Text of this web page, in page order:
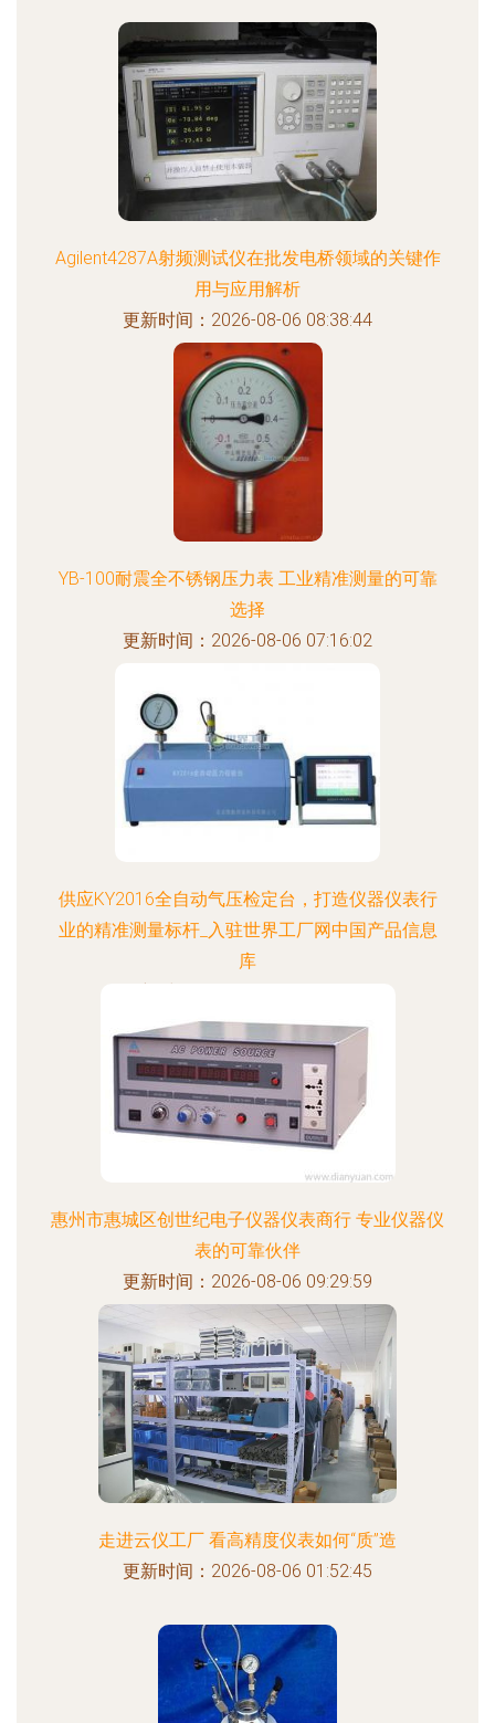
Agilent4287A射频测试仪在批发电桥领域的关键作
用与应用解析
更新时间：2026-08-06 08:38:44
YB-100耐震全不锈钢压力表 工业精准测量的可靠
选择
更新时间：2026-08-06 07:16:02
供应KY2016全自动气压检定台，打造仪器仪表行
业的精准测量标杆_入驻世界工厂网中国产品信息
库
惠州市惠城区创世纪电子仪器仪表商行 专业仪器仪
表的可靠伙伴
更新时间：2026-08-06 09:29:59
走进云仪工厂 看高精度仪表如何“质”造
更新时间：2026-08-06 01:52:45